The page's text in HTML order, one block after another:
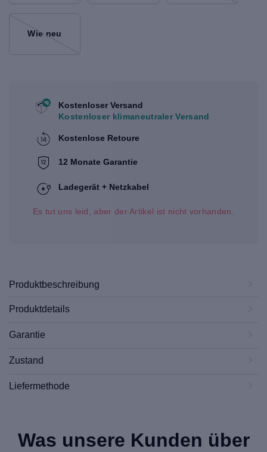
Wie neu
Kostenloser Versand
Kostenloser klimaneutraler Versand
Kostenlose Retoure
12 Monate Garantie
Ladegerät + Netzkabel
Es tut uns leid, aber der Artikel ist nicht vorhanden.
Produktbeschreibung
Produktdetails
Garantie
Zustand
Liefermethode
Was unsere Kunden über